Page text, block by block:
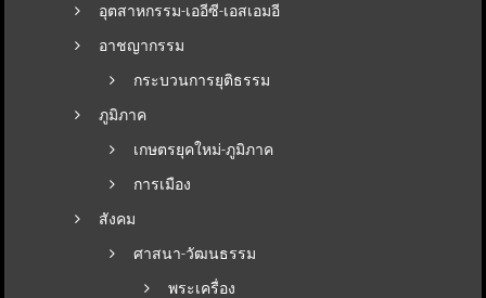
อุตสาหกรรม-เออีซี-เอสเอมอี
อาชญากรรม
กระบวนการยุติธรรม
ภูมิภาค
เกษตรยุคใหม่-ภูมิภาค
การเมือง
สังคม
ศาสนา-วัฒนธรรม
พระเครื่อง